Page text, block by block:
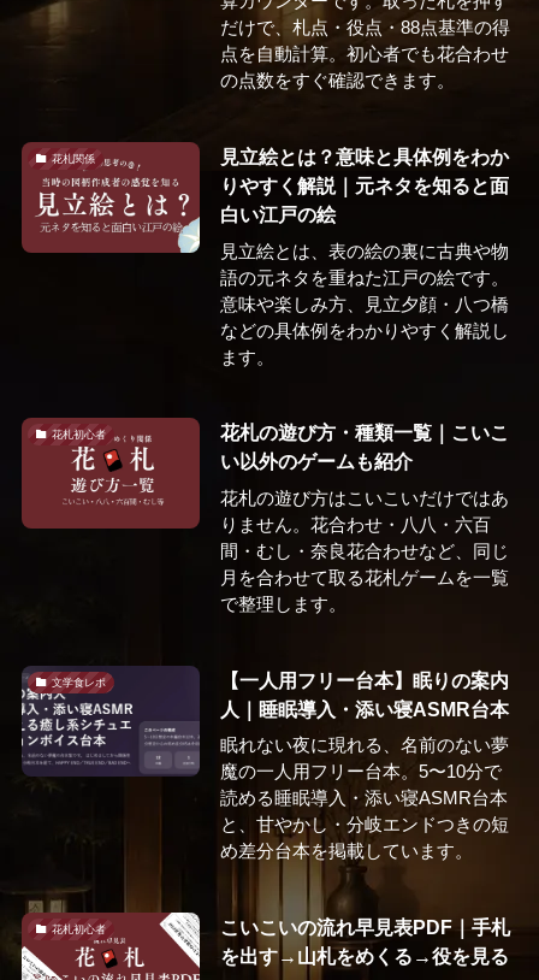
だけで、札点・役点・88点基準の得
点を自動計算。初心者でも花合わせ
の点数をすぐ確認できます。
花札関係
見立絵とは？意味と具体例をわか
りやすく解説｜元ネタを知ると面
白い江戸の絵
見立絵とは、表の絵の裏に古典や物
語の元ネタを重ねた江戸の絵です。
意味や楽しみ方、見立夕顔・八つ橋
などの具体例をわかりやすく解説し
ます。
花札初心者
花札の遊び方・種類一覧｜こいこ
い以外のゲームも紹介
花札の遊び方はこいこいだけではあ
りません。花合わせ・八八・六百
間・むし・奈良花合わせなど、同じ
月を合わせて取る花札ゲームを一覧
で整理します。
文学食レポ
【一人用フリー台本】眠りの案内
人｜睡眠導入・添い寝ASMR台本
眠れない夜に現れる、名前のない夢
魔の一人用フリー台本。5〜10分で
読める睡眠導入・添い寝ASMR台本
と、甘やかし・分岐エンドつきの短
め差分台本を掲載しています。
花札初心者
こいこいの流れ早見表PDF｜手札
を出す→山札をめくる→役を見る